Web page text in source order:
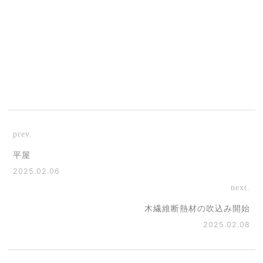
prev.
平屋
2025.02.06
next.
木繊維断熱材の吹込み開始
2025.02.08